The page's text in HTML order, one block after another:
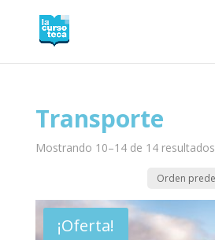
Transporte
Mostrando 10–14 de 14 resultados
¡Oferta!